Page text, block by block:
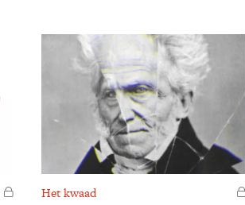
Voor ledenHet kwaad